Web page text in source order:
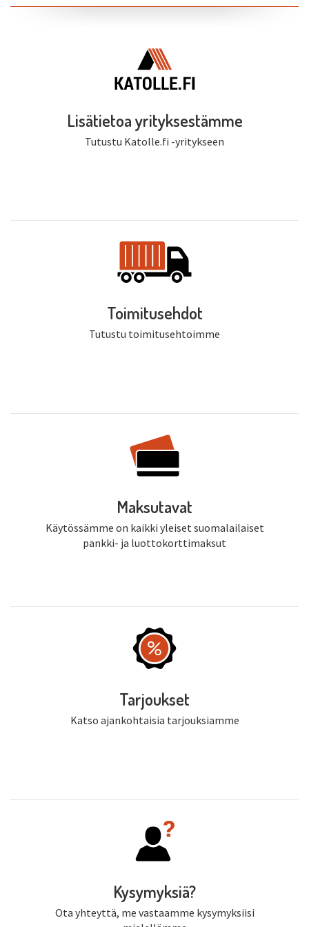
Lisätietoa yrityksestämme
Tutustu Katolle.fi -yritykseen
Toimitusehdot
Tutustu toimitusehtoimme
Maksutavat
Käytössämme on kaikki yleiset suomalailaiset
pankki- ja luottokorttimaksut
Tarjoukset
Katso ajankohtaisia tarjouksiamme
Kysymyksiä?
Ota yhteyttä, me vastaamme kysymyksiisi